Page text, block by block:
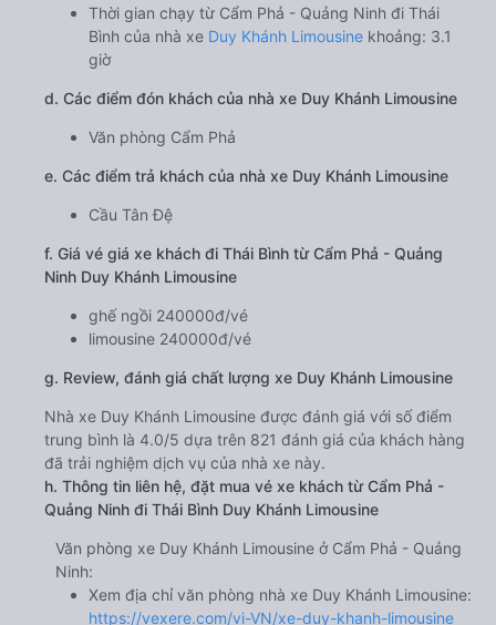
Thời gian chạy từ Cẩm Phả - Quảng Ninh đi Thái
Bình của nhà xe Duy Khánh Limousine khoảng: 3.1
giờ
d. Các điểm đón khách của nhà xe Duy Khánh Limousine
Văn phòng Cẩm Phả
e. Các điểm trả khách của nhà xe Duy Khánh Limousine
Cầu Tân Đệ
f. Giá vé giá xe khách đi Thái Bình từ Cẩm Phả - Quảng
Ninh Duy Khánh Limousine
ghế ngồi 240000đ/vé
limousine 240000đ/vé
g. Review, đánh giá chất lượng xe Duy Khánh Limousine
Nhà xe Duy Khánh Limousine được đánh giá với số điểm
trung bình là 4.0/5 dựa trên 821 đánh giá của khách hàng
đã trải nghiệm dịch vụ của nhà xe này.
h. Thông tin liên hệ, đặt mua vé xe khách từ Cẩm Phả -
Quảng Ninh đi Thái Bình Duy Khánh Limousine
Văn phòng xe Duy Khánh Limousine ở Cẩm Phả - Quảng
Ninh:
Xem địa chỉ văn phòng nhà xe Duy Khánh Limousine:
https://vexere.com/vi-VN/xe-duy-khanh-limousine